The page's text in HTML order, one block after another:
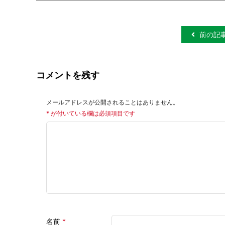
前の記
コメントを残す
メールアドレスが公開されることはありません。
* が付いている欄は必須項目です
名前 *